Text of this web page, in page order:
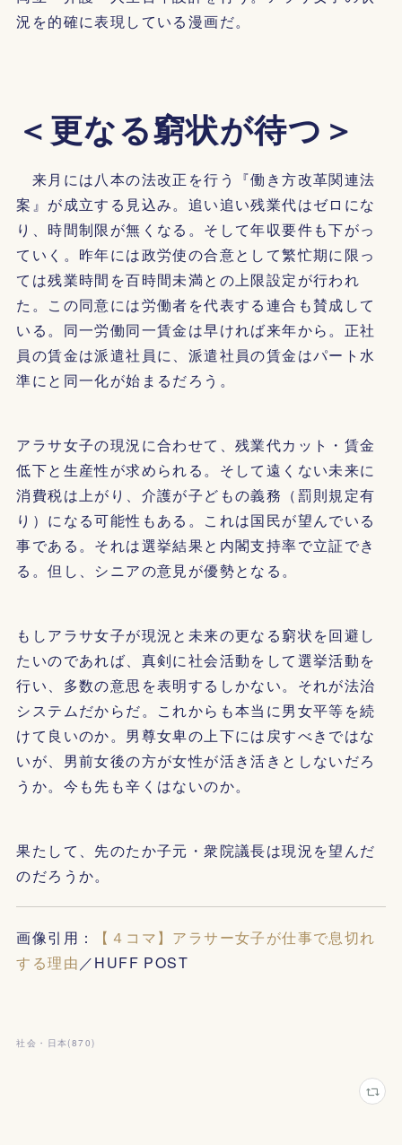
況を的確に表現している漫画だ。
＜更なる窮状が待つ＞
来月には八本の法改正を行う『働き方改革関連法
案』が成立する見込み。追い追い残業代はゼロにな
り、時間制限が無くなる。そして年収要件も下がっ
ていく。昨年には政労使の合意として繁忙期に限っ
ては残業時間を百時間未満との上限設定が行われ
た。この同意には労働者を代表する連合も賛成して
いる。同一労働同一賃金は早ければ来年から。正社
員の賃金は派遣社員に、派遣社員の賃金はパート水
準にと同一化が始まるだろう。
アラサ女子の現況に合わせて、残業代カット・賃金
低下と生産性が求められる。そして遠くない未来に
消費税は上がり、介護が子どもの義務（罰則規定有
り）になる可能性もある。これは国民が望んでいる
事である。それは選挙結果と内閣支持率で立証でき
る。但し、シニアの意見が優勢となる。
もしアラサ女子が現況と未来の更なる窮状を回避し
たいのであれば、真剣に社会活動をして選挙活動を
行い、多数の意思を表明するしかない。それが法治
システムだからだ。これからも本当に男女平等を続
けて良いのか。男尊女卑の上下には戻すべきではな
いが、男前女後の方が女性が活き活きとしないだろ
うか。今も先も辛くはないのか。
果たして、先のたか子元・衆院議長は現況を望んだ
のだろうか。
画像引用：
【４コマ】アラサー女子が仕事で息切れ
する理由 ／HUFF POST
社会・日本(870)